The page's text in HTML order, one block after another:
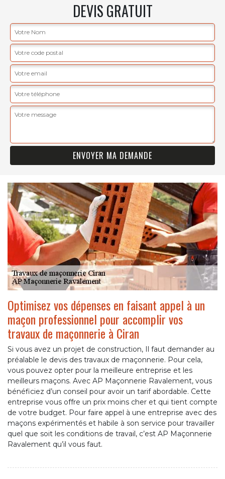
DEVIS GRATUIT
Optimisez vos dépenses en faisant appel à un
maçon professionnel pour accomplir vos
travaux de maçonnerie à Ciran
Si vous avez un projet de construction, Il faut demander au
préalable le devis des travaux de maçonnerie. Pour cela,
vous pouvez opter pour la meilleure entreprise et les
meilleurs maçons. Avec AP Maçonnerie Ravalement, vous
bénéficiez d’un conseil pour avoir un tarif abordable. Cette
entreprise vous offre un prix moins cher et qui tient compte
de votre budget. Pour faire appel à une entreprise avec des
maçons expérimentés et habile à son service pour travailler
quel que soit les conditions de travail, c’est AP Maçonnerie
Ravalement qu’il vous faut.